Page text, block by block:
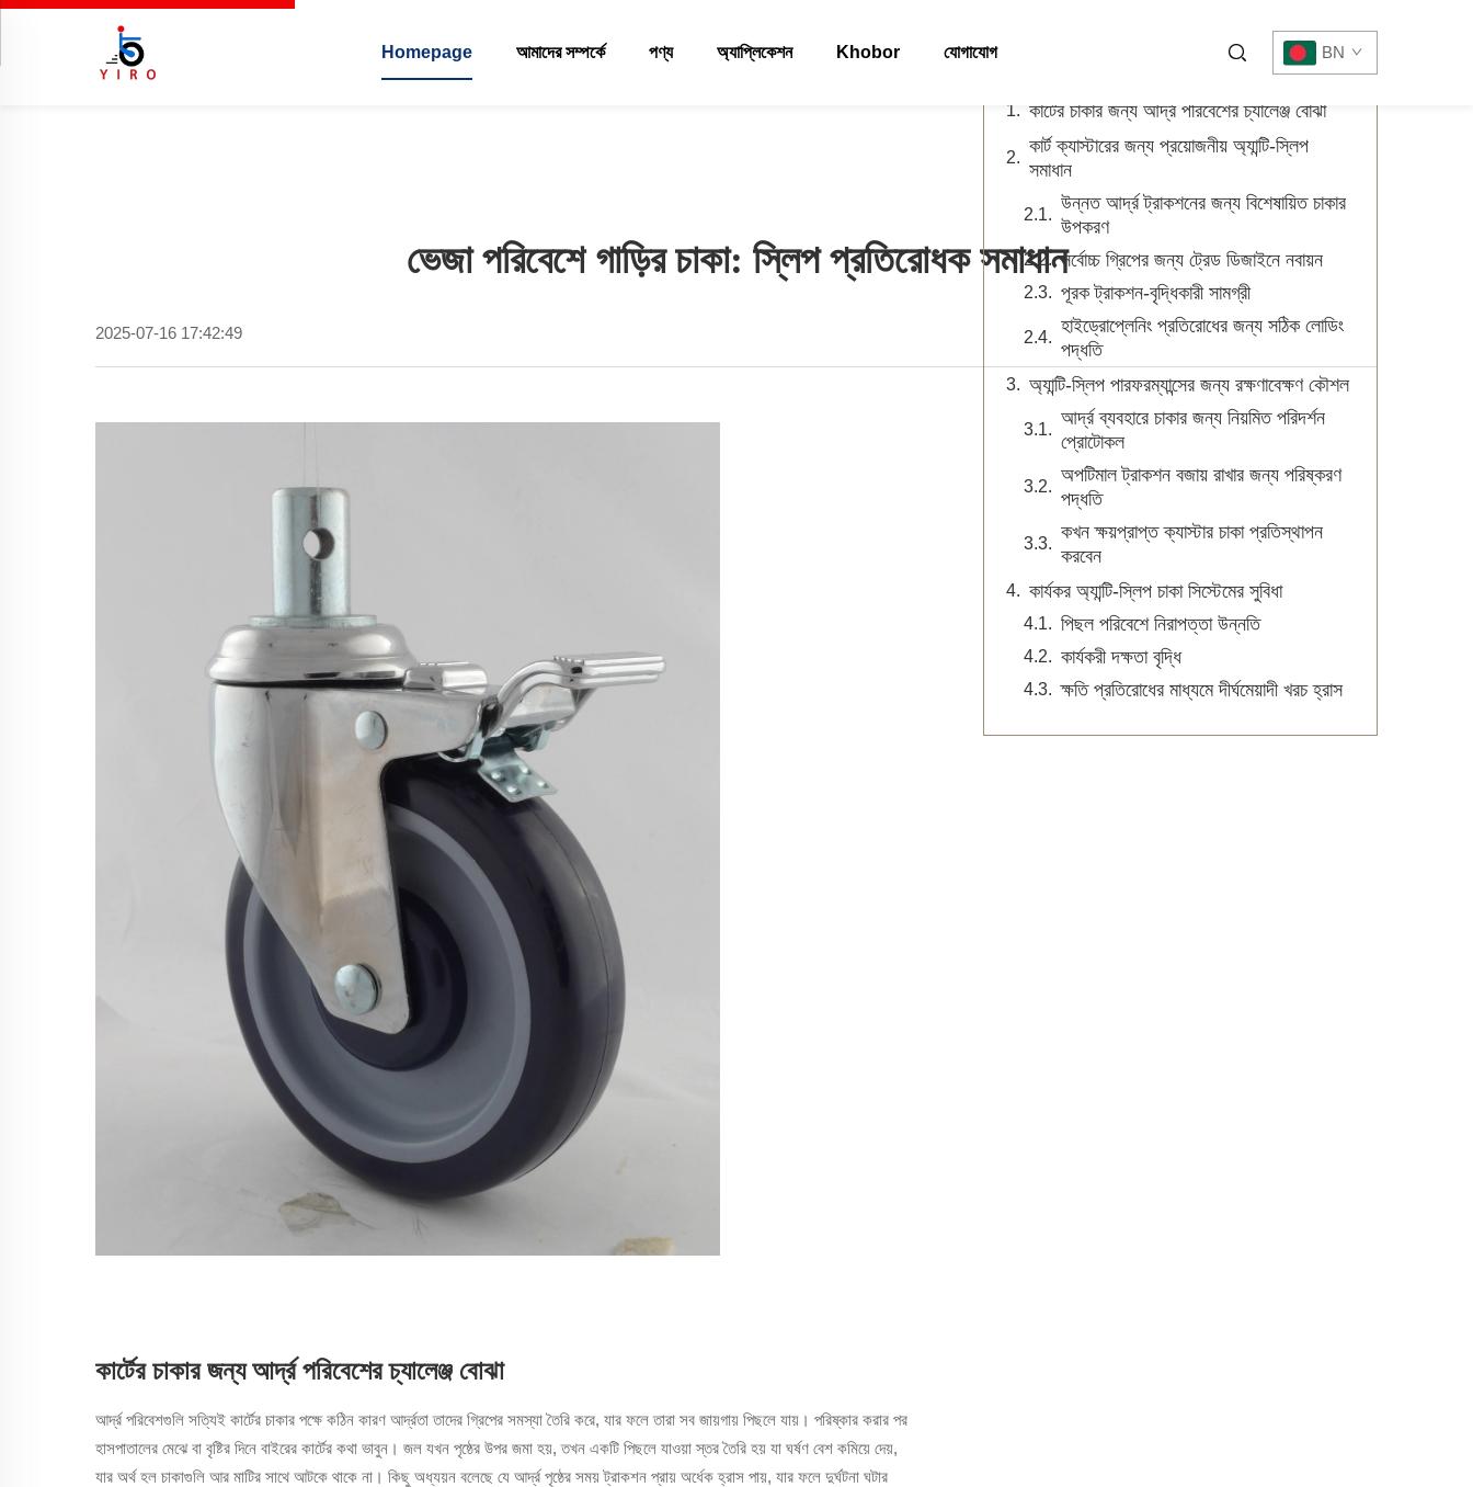
Homepage আমাদের সম্পর্কে পণ্য অ্যাপ্লিকেশন Khobor যোগাযোগ BN
ভেজা পরিবেশে গাড়ির চাকা: স্লিপ প্রতিরোধক সমাধান
2025-07-16 17:42:49
কার্টের চাকার জন্য আর্দ্র পরিবেশের চ্যালেঞ্জ বোঝা
আর্দ্র পরিবেশগুলি সত্যিই কার্টের চাকার পক্ষে কঠিন কারণ আর্দ্রতা তাদের গ্রিপের সমস্যা তৈরি করে, যার ফলে তারা সব জায়গায় পিছলে যায়। পরিষ্কার করার পর
হাসপাতালের মেঝে বা বৃষ্টির দিনে বাইরের কার্টের কথা ভাবুন। জল যখন পৃষ্ঠের উপর জমা হয়, তখন একটি পিছলে যাওয়া স্তর তৈরি হয় যা ঘর্ষণ বেশ কমিয়ে দেয়,
যার অর্থ হল চাকাগুলি আর মাটির সাথে আটকে থাকে না। কিছু অধ্যয়ন বলেছে যে আর্দ্র পৃষ্ঠের সময় ট্রাকশন প্রায় অর্ধেক হ্রাস পায়, যার ফলে দুর্ঘটনা ঘটার
কার্টের চাকার জন্য আর্দ্র পরিবেশের চ্যালেঞ্জ বোঝা
কার্ট ক্যাস্টারের জন্য প্রয়োজনীয় অ্যান্টি-স্লিপ
সমাধান
উন্নত আর্দ্র ট্রাকশনের জন্য বিশেষায়িত চাকার
উপকরণ
সর্বোচ্চ গ্রিপের জন্য ট্রেড ডিজাইনে নবায়ন
পূরক ট্রাকশন-বৃদ্ধিকারী সামগ্রী
হাইড্রোপ্লেনিং প্রতিরোধের জন্য সঠিক লোডিং
পদ্ধতি
অ্যান্টি-স্লিপ পারফরম্যান্সের জন্য রক্ষণাবেক্ষণ কৌশল
আর্দ্র ব্যবহারে চাকার জন্য নিয়মিত পরিদর্শন
প্রোটোকল
অপটিমাল ট্রাকশন বজায় রাখার জন্য পরিষ্করণ
পদ্ধতি
কখন ক্ষয়প্রাপ্ত ক্যাস্টার চাকা প্রতিস্থাপন
করবেন
কার্যকর অ্যান্টি-স্লিপ চাকা সিস্টেমের সুবিধা
পিছল পরিবেশে নিরাপত্তা উন্নতি
কার্যকরী দক্ষতা বৃদ্ধি
ক্ষতি প্রতিরোধের মাধ্যমে দীর্ঘমেয়াদী খরচ হ্রাস